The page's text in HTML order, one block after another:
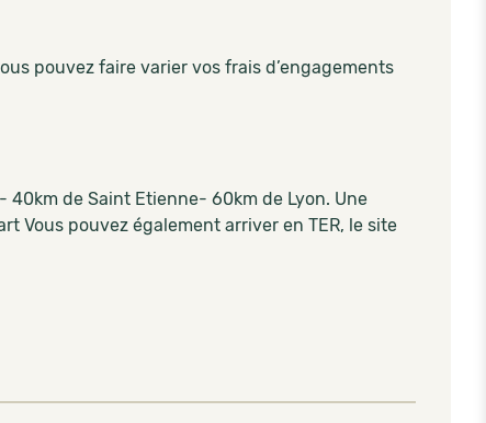
pouvez faire varier vos frais d’engagements
40km de Saint Etienne- 60km de Lyon. Une
Vous pouvez également arriver en TER, le site